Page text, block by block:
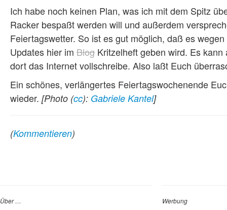
Ich habe noch keinen Plan, was ich mit dem Spitz
Racker bespaßt werden will und außerdem
Feiertagswetter. So ist es gut möglich, daß es
Updates hier im Blog Kritzelheft geben wird. Es
dort das Internet vollschreibe. Also laßt Euch
Ein schönes, verlängertes Feiertagswochenende
wieder. [Photo (cc): Gabriele Kantel]
(Kommentieren)
Über …
Werbung